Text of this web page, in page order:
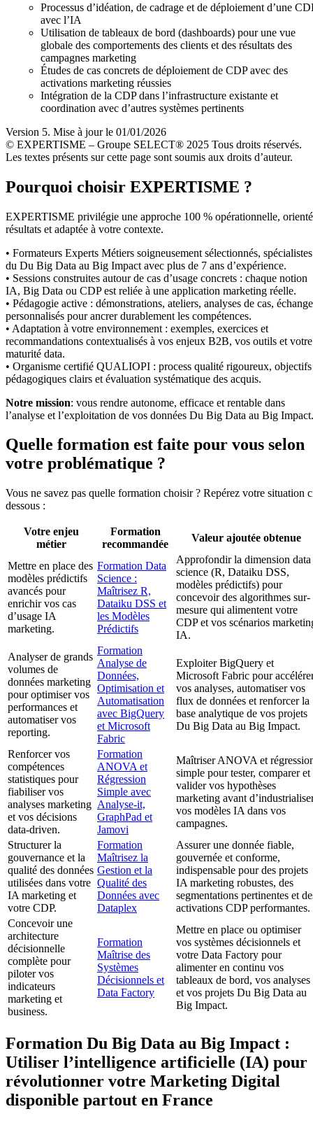
Processus d’idéation, de cadrage et de déploiement d’une
avec l’IA
Utilisation de tableaux de bord (dashboards) pour une vue
globale des comportements des clients et des résultats des
campagnes marketing
Études de cas concrets de déploiement de CDP avec des
activations marketing réussies
Intégration de la CDP dans l’infrastructure existante et
coordination avec d’autres systèmes pertinents
Version 5. Mise à jour le 01/01/2026
© EXPERTISME – Groupe SELECT® 2025 Tous droits réservés.
Les textes présents sur cette page sont soumis aux droits d’auteur.
Pourquoi choisir EXPERTISME ?
EXPERTISME privilégie une approche 100 % opérationnelle,
résultats et adaptée à votre contexte.
• Formateurs Experts Métiers soigneusement sélectionnés, spécialistes
du Du Big Data au Big Impact avec plus de 7 ans d’expérience.
• Sessions construites autour de cas d’usage concrets : chaque notion
IA, Big Data ou CDP est reliée à une application marketing réelle.
• Pédagogie active : démonstrations, ateliers, analyses de cas,
personnalisés pour ancrer durablement les compétences.
• Adaptation à votre environnement : exemples, exercices et
recommandations contextualisés à vos enjeux B2B, vos outils et votre
maturité data.
• Organisme certifié QUALIOPI : process qualité rigoureux, objectifs
pédagogiques clairs et évaluation systématique des acquis.
Notre mission: vous rendre autonome, efficace et rentable dans
l’analyse et l’exploitation de vos données Du Big Data au Big Impact.
Quelle formation est faite pour vous selon
votre problématique ?
Vous ne savez pas quelle formation choisir ? Repérez votre situation
dessous :
Votre enjeu
métier
Formation
recommandée
Valeur ajoutée obtenue
Mettre en place des
modèles prédictifs
avancés pour
enrichir vos cas
d’usage IA
marketing.
Formation Data
Science :
Maîtrisez R,
Dataiku DSS et
les Modèles
Prédictifs
Approfondir la dimension data
science (R, Dataiku DSS,
modèles prédictifs) pour
concevoir des algorithmes sur-
mesure qui alimentent votre
CDP et vos scénarios
IA.
Analyser de grands
volumes de
données marketing
pour optimiser vos
performances et
automatiser vos
reporting.
Formation
Analyse de
Données,
Optimisation et
Automatisation
avec BigQuery
et Microsoft
Fabric
Exploiter BigQuery et
Microsoft Fabric pour
vos analyses, automatiser vos
flux de données et renforcer la
base analytique de vos projets
Du Big Data au Big Impact.
Renforcer vos
compétences
statistiques pour
fiabiliser vos
analyses marketing
et vos décisions
data-driven.
Formation
ANOVA et
Régression
Simple avec
Analyse-it,
GraphPad et
Jamovi
Maîtriser ANOVA et
simple pour tester, comparer et
valider vos hypothèses
marketing avant
vos modèles IA dans vos
campagnes.
Structurer la
gouvernance et la
qualité des données
utilisées dans votre
IA marketing et
votre CDP.
Formation
Maîtrisez la
Gestion et la
Qualité des
Données avec
Dataplex
Assurer une donnée fiable,
gouvernée et conforme,
indispensable pour des projets
IA marketing robustes, des
segmentations pertinentes et
activations CDP performantes.
Concevoir une
architecture
décisionnelle
complète pour
piloter vos
indicateurs
marketing et
business.
Formation
Maîtrise des
Systèmes
Décisionnels et
Data Factory
Mettre en place ou optimiser
vos systèmes décisionnels et
votre Data Factory pour
alimenter en continu vos
tableaux de bord, vos analyses
et vos projets Du Big Data au
Big Impact.
Formation Du Big Data au Big Impact :
Utiliser l’intelligence artificielle (IA) pour
révolutionner votre Marketing Digital
disponible partout en France